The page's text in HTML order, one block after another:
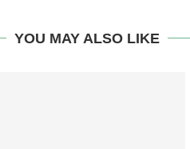
YOU MAY ALSO LIKE